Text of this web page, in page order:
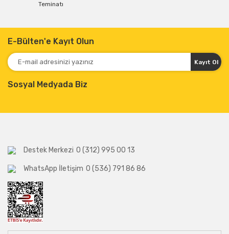
Teminatı
E-Bülten'e Kayıt Olun
Kayıt Ol
Sosyal Medyada Biz
Destek Merkezi 0 (312) 995 00 13
WhatsApp İletişim 0 (536) 791 86 86